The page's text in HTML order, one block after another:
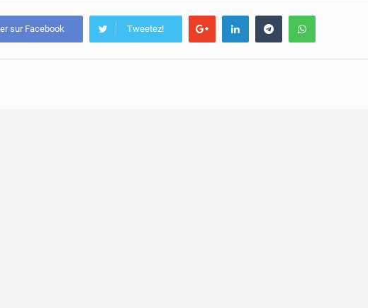
sur Facebook Tweetez!